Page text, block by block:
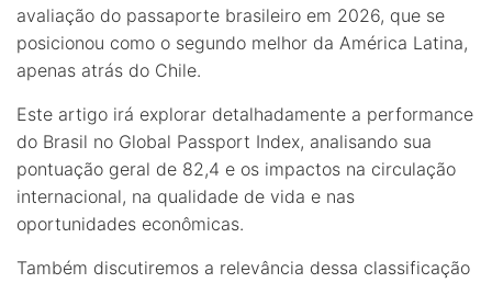
avaliação do passaporte brasileiro em 2026, que se
posicionou como o segundo melhor da América Latina,
apenas atrás do Chile.
Este artigo irá explorar detalhadamente a performance
do Brasil no Global Passport Index, analisando sua
pontuação geral de 82,4 e os impactos na circulação
internacional, na qualidade de vida e nas
oportunidades econômicas.
Também discutiremos a relevância dessa classificação